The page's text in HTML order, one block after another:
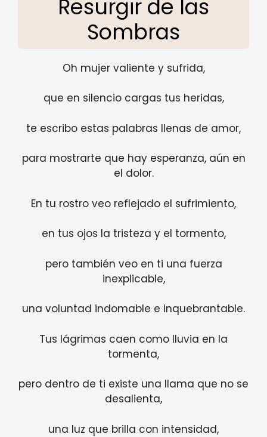
Resurgir de las
Sombras
Oh mujer valiente y sufrida,
que en silencio cargas tus heridas,
te escribo estas palabras llenas de amor,
para mostrarte que hay esperanza, aún en
el dolor.
En tu rostro veo reflejado el sufrimiento,
en tus ojos la tristeza y el tormento,
pero también veo en ti una fuerza
inexplicable,
una voluntad indomable e inquebrantable.
Tus lágrimas caen como lluvia en la
tormenta,
pero dentro de ti existe una llama que no se
desalienta,
una luz que brilla con intensidad,